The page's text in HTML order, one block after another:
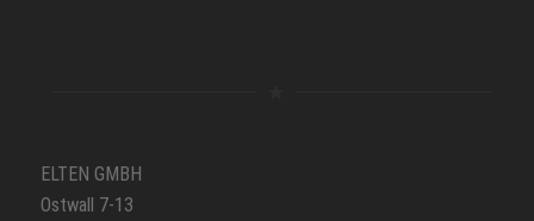
ELTEN GMBH
Ostwall 7-13